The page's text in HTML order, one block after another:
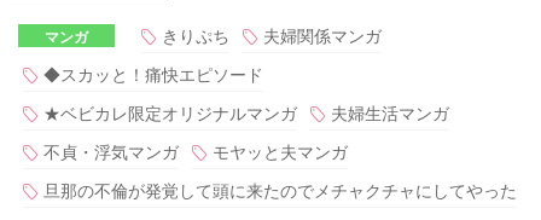
マンガ きりぷち
夫婦関係マンガ
◆スカッと！痛快エピソード
★ベビカレ限定オリジナルマンガ
夫婦生活マンガ
不貞・浮気マンガ
モヤッと夫マンガ
旦那の不倫が発覚して頭に来たのでメチャクチャにしてやった